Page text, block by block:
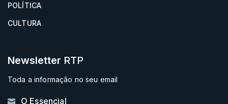
POLÍTICA
CULTURA
Newsletter RTP
Toda a informação no seu email
O Essencial